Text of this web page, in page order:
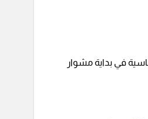
في بداية مشوار